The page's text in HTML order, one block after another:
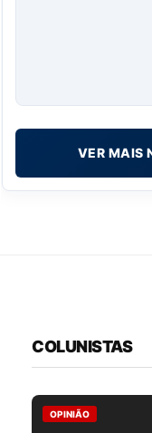
VER MAIS
COLUNISTAS
OPINIÃO